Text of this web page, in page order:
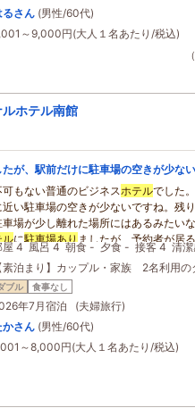
るさん (男性/60代)
～9,000円(大人１名あたり/税込)
ホテル南館
が、駅前だけに駐車場の空きが少ない
もない普通のビジネス ホテルでした
い駐車場の空きが少ないですね。残
場が少し離れた場所にはあるみたい
ルに駐車場あり ましたが、予約者が居
屋 4 風呂 4 朝食 - 夕食 - 接客 4 清
素泊まり】カップル・家族 2名利用の
ブル 食事なし
年7月宿泊 (夫婦旅行)
かさん (男性/60代)
～8,000円(大人１名あたり/税込)